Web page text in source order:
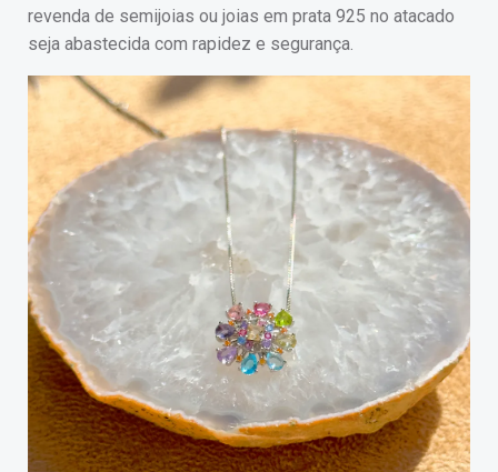
revenda de semijoias ou joias em prata 925 no atacado
seja abastecida com rapidez e segurança.